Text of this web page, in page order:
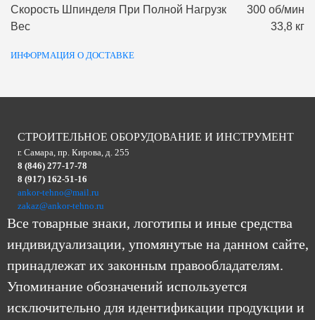
Скорость Шпинделя При Полной Нагрузк
300 об/мин
Вес
33,8 кг
ИНФОРМАЦИЯ О ДОСТАВКЕ
СТРОИТЕЛЬНОЕ ОБОРУДОВАНИЕ И ИНСТРУМЕНТ
г. Самара, пр. Кирова, д. 255
8 (846) 277-17-78
8 (917) 162-51-16
ankor-tehno@mail.ru
zakaz@ankor-tehno.ru
Все товарные знаки, логотипы и иные средства
индивидуализации, упомянутые на данном сайте,
принадлежат их законным правообладателям.
Упоминание обозначений используется
исключительно для идентификации продукции и